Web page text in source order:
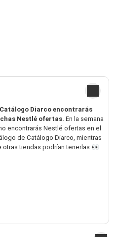
Catálogo Diarco encontrarás
Nestlé ofertas. En la semana
encontrarás Nestlé ofertas en el
de Catálogo Diarco, mientras
otras tiendas podrían tenerlas.👀